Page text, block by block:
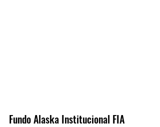
Fundo Alaska Institucional FIA